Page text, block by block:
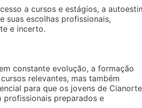
a cursos e estágios, a
suas escolhas profissionais,
e incerto.
constante evolução, a formação
relevantes, mas também
para que os jovens de Cianorte
profissionais preparados e